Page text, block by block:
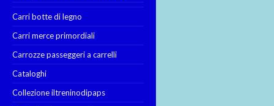
Carri botte di legno
Carri merce primordiali
Carrozze passeggeri a carrelli
Cataloghi
Collezione iltreninodipaps